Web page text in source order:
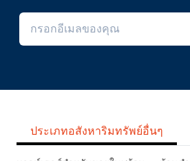
ประเภทอสังหาริมทรัพย์อื่นๆ